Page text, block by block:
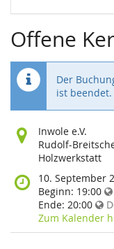
Offene
Der
ist beendet.
Wo
findet
diese
statt?
Inwole e.V.
Rudolf-
Holzwerkstatt
Wann
findet
diese
Veranstaltung
statt?
10. September
Beginn: 19:00
Ende: 20:00
Zum Kalender